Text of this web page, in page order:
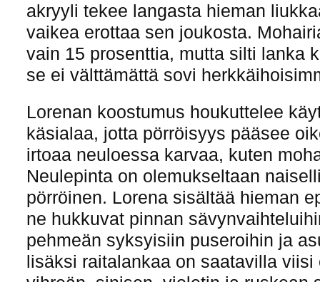
akryyli tekee langasta hieman
vaikea erottaa sen joukosta.
vain 15 prosenttia, mutta silti lanka
se ei välttämättä sovi
Lorenan koostumus houkuttelee
käsialaa, jotta pörröisyys pääsee
irtoaa neuloessa karvaa, kuten
Neulepinta on olemukseltaan
pörröinen. Lorena sisältää hieman
ne hukkuvat pinnan
pehmeän syksyisiin puseroihin ja
lisäksi raitalankaa on saatavilla viisi